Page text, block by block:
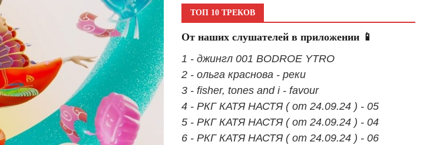
ТОП 10 ТРЕКОВ
От наших слушателей в приложении 📱
1 - джингл 001 BODROE YTRO
2 - ольга краснова - реки
3 - fisher, tones and i - favour
4 - РКГ КАТЯ НАСТЯ ( от 24.09.24 ) - 05
5 - РКГ КАТЯ НАСТЯ ( от 24.09.24 ) - 04
6 - РКГ КАТЯ НАСТЯ ( от 24.09.24 ) - 06